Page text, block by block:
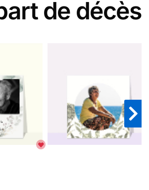
de décès